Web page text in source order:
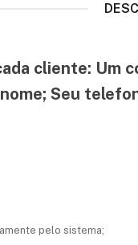
cliente:
Seu
pelo sistema;